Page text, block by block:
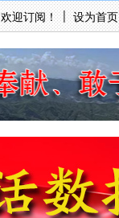
欢迎订阅！ 设为首页